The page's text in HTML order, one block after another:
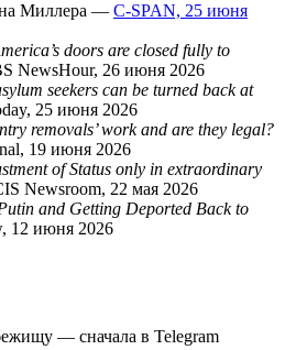
Миллера — C-SPAN, 25 июня
doors are closed fully to
NewsHour, 26 июня 2026
seekers can be turned back at
25 июня 2026
removals’ work and are they legal?
19 июня 2026
of Status only in extraordinary
Newsroom, 22 мая 2026
and Getting Deported Back to
12 июня 2026
— сначала в Telegram